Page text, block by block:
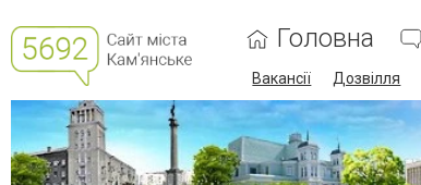
Головна
Вакансії Дозвілля